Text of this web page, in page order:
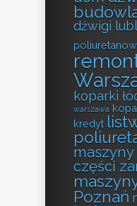
dźwigi
koparki
warszawa
kredyt
części
Poznań